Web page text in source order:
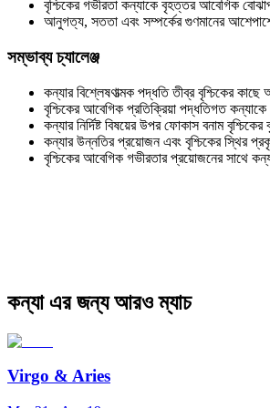
বৃশ্চিকের গভীরতা কন্যাকে বৃহত্তর আবেগিক
আনুগত্য, সততা এবং সম্পর্কের গুণমানের
সম্ভাব্য চ্যালেঞ্জ
কন্যার বিশ্লেষণাত্মক পদ্ধতি তীব্র বৃশ্চিকের কাছে
বৃশ্চিকের আবেগিক প্রতিক্রিয়া পদ্ধতিগত
কন্যার নির্দিষ্ট বিষয়ের উপর ফোকাস বনাম
কন্যার উন্নতির প্রয়োজন এবং বৃশ্চিকের স্থির
বৃশ্চিকের আবেগিক গভীরতার প্রয়োজনের সাথে
কন্যা এর জন্য আরও ম্যাচ
Virgo & Aries